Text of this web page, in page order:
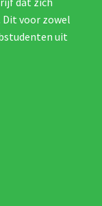
voor zowel
uit